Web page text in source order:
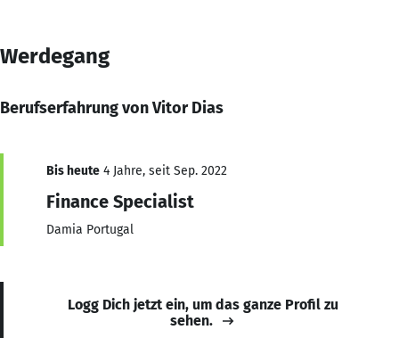
Werdegang
Berufserfahrung von Vitor Dias
Bis heute 4 Jahre, seit Sep. 2022
Finance Specialist
Damia Portugal
Logg Dich jetzt ein, um das ganze Profil zu
sehen.